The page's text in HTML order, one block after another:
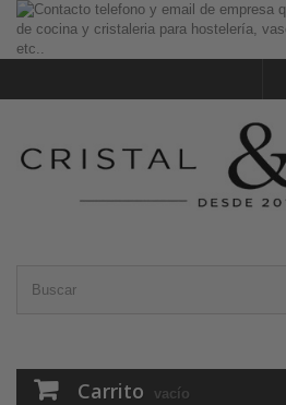
Carrito vacío